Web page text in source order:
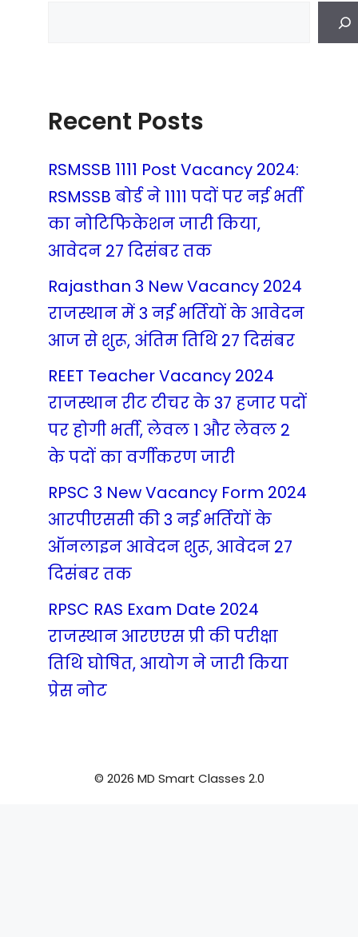
Recent Posts
RSMSSB 1111 Post Vacancy 2024:
RSMSSB बोर्ड ने 1111 पदों पर नई भर्ती
का नोटिफिकेशन जारी किया,
आवेदन 27 दिसंबर तक
Rajasthan 3 New Vacancy 2024
राजस्थान में 3 नई भर्तियों के आवेदन
आज से शुरू, अंतिम तिथि 27 दिसंबर
REET Teacher Vacancy 2024
राजस्थान रीट टीचर के 37 हजार पदों
पर होगी भर्ती, लेवल 1 और लेवल 2
के पदों का वर्गीकरण जारी
RPSC 3 New Vacancy Form 2024
आरपीएससी की 3 नई भर्तियों के
ऑनलाइन आवेदन शुरू, आवेदन 27
दिसंबर तक
RPSC RAS Exam Date 2024
राजस्थान आरएएस प्री की परीक्षा
तिथि घोषित, आयोग ने जारी किया
प्रेस नोट
© 2026 MD Smart Classes 2.0